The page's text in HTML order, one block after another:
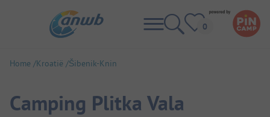
Home Kroatië Šibenik-Knin
Camping Plitka Vala